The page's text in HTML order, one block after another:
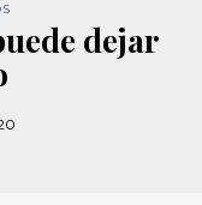
dejar